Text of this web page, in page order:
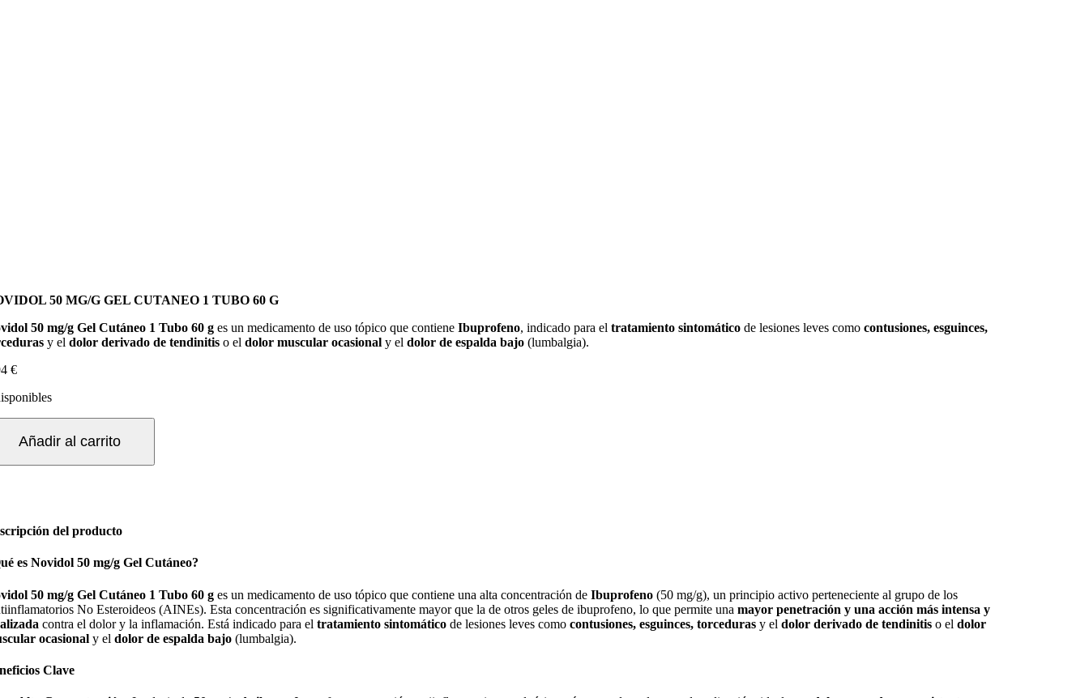
50 MG/G GEL CUTANEO 1 TUBO 60 G
50 mg/g Gel Cutáneo 1 Tubo 60 g es un medicamento de uso tópico que contieneIbuprofeno, indicado para eltratamiento sintomático de lesiones leves comocontusiones, esguinces,
y eldolor derivado de tendinitis o eldolor muscular ocasional y eldolor de espalda bajo (lumbalgia).
€
Añadir al carrito
del producto
es Novidol 50 mg/g Gel Cutáneo?
50 mg/g Gel Cutáneo 1 Tubo 60 g es un medicamento de uso tópico que contiene una alta concentración deIbuprofeno (50 mg/g), un principio activo perteneciente al grupo de los
No Esteroideos (AINEs). Esta concentración es significativamente mayor que la de otros geles de ibuprofeno, lo que permite unamayor penetración y una acción más intensa y
contra el dolor y la inflamación. Está indicado para eltratamiento sintomático de lesiones leves comocontusiones, esguinces, torceduras y eldolor derivado de tendinitis o eldolor
ocasional y eldolor de espalda bajo (lumbalgia).
Clave